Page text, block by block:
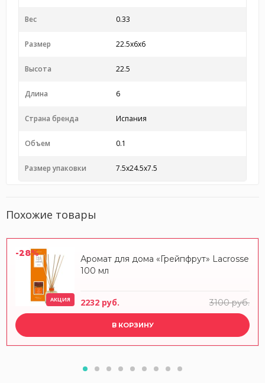
Вес 0.33
Размер 22.5x6x6
Высота 22.5
Длина 6
Страна бренда Испания
Объем 0.1
Размер упаковки 7.5x24.5x7.5
Похожие товары
-28%
АКЦИЯ
Аромат для дома «Грейпфрут» Lacrosse
100 мл
2232 руб. 3100 руб.
В КОРЗИНУ